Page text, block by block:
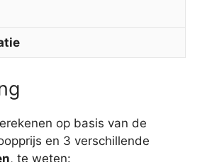
op basis van de
en 3 verschillende
, te weten: